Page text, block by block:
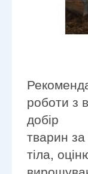
роботи з
добір
тварин
тіла,